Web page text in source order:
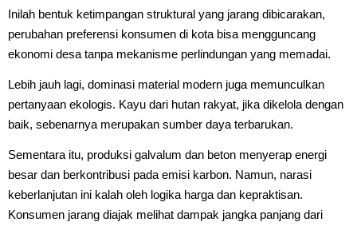
Inilah bentuk ketimpangan struktural yang jarang dibicarakan,
perubahan preferensi konsumen di kota bisa mengguncang
ekonomi desa tanpa mekanisme perlindungan yang memadai.
Lebih jauh lagi, dominasi material modern juga memunculkan
pertanyaan ekologis. Kayu dari hutan rakyat, jika dikelola dengan
baik, sebenarnya merupakan sumber daya terbarukan.
Sementara itu, produksi galvalum dan beton menyerap energi
besar dan berkontribusi pada emisi karbon. Namun, narasi
keberlanjutan ini kalah oleh logika harga dan kepraktisan.
Konsumen jarang diajak melihat dampak jangka panjang dari